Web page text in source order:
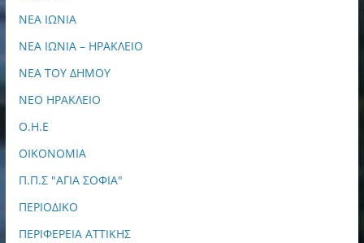
ΝΕΑ ΙΩΝΙΑ
ΝΕΑ ΙΩΝΙΑ – ΗΡΑΚΛΕΙΟ
ΝΕΑ ΤΟΥ ΔΗΜΟΥ
ΝΕΟ ΗΡΑΚΛΕΙΟ
Ο.Η.Ε
ΟΙΚΟΝΟΜΙΑ
Π.Π.Σ "ΑΓΙΑ ΣΟΦΙΑ"
ΠΕΡΙΟΔΙΚΟ
ΠΕΡΙΦΕΡΕΙΑ ΑΤΤΙΚΗΣ